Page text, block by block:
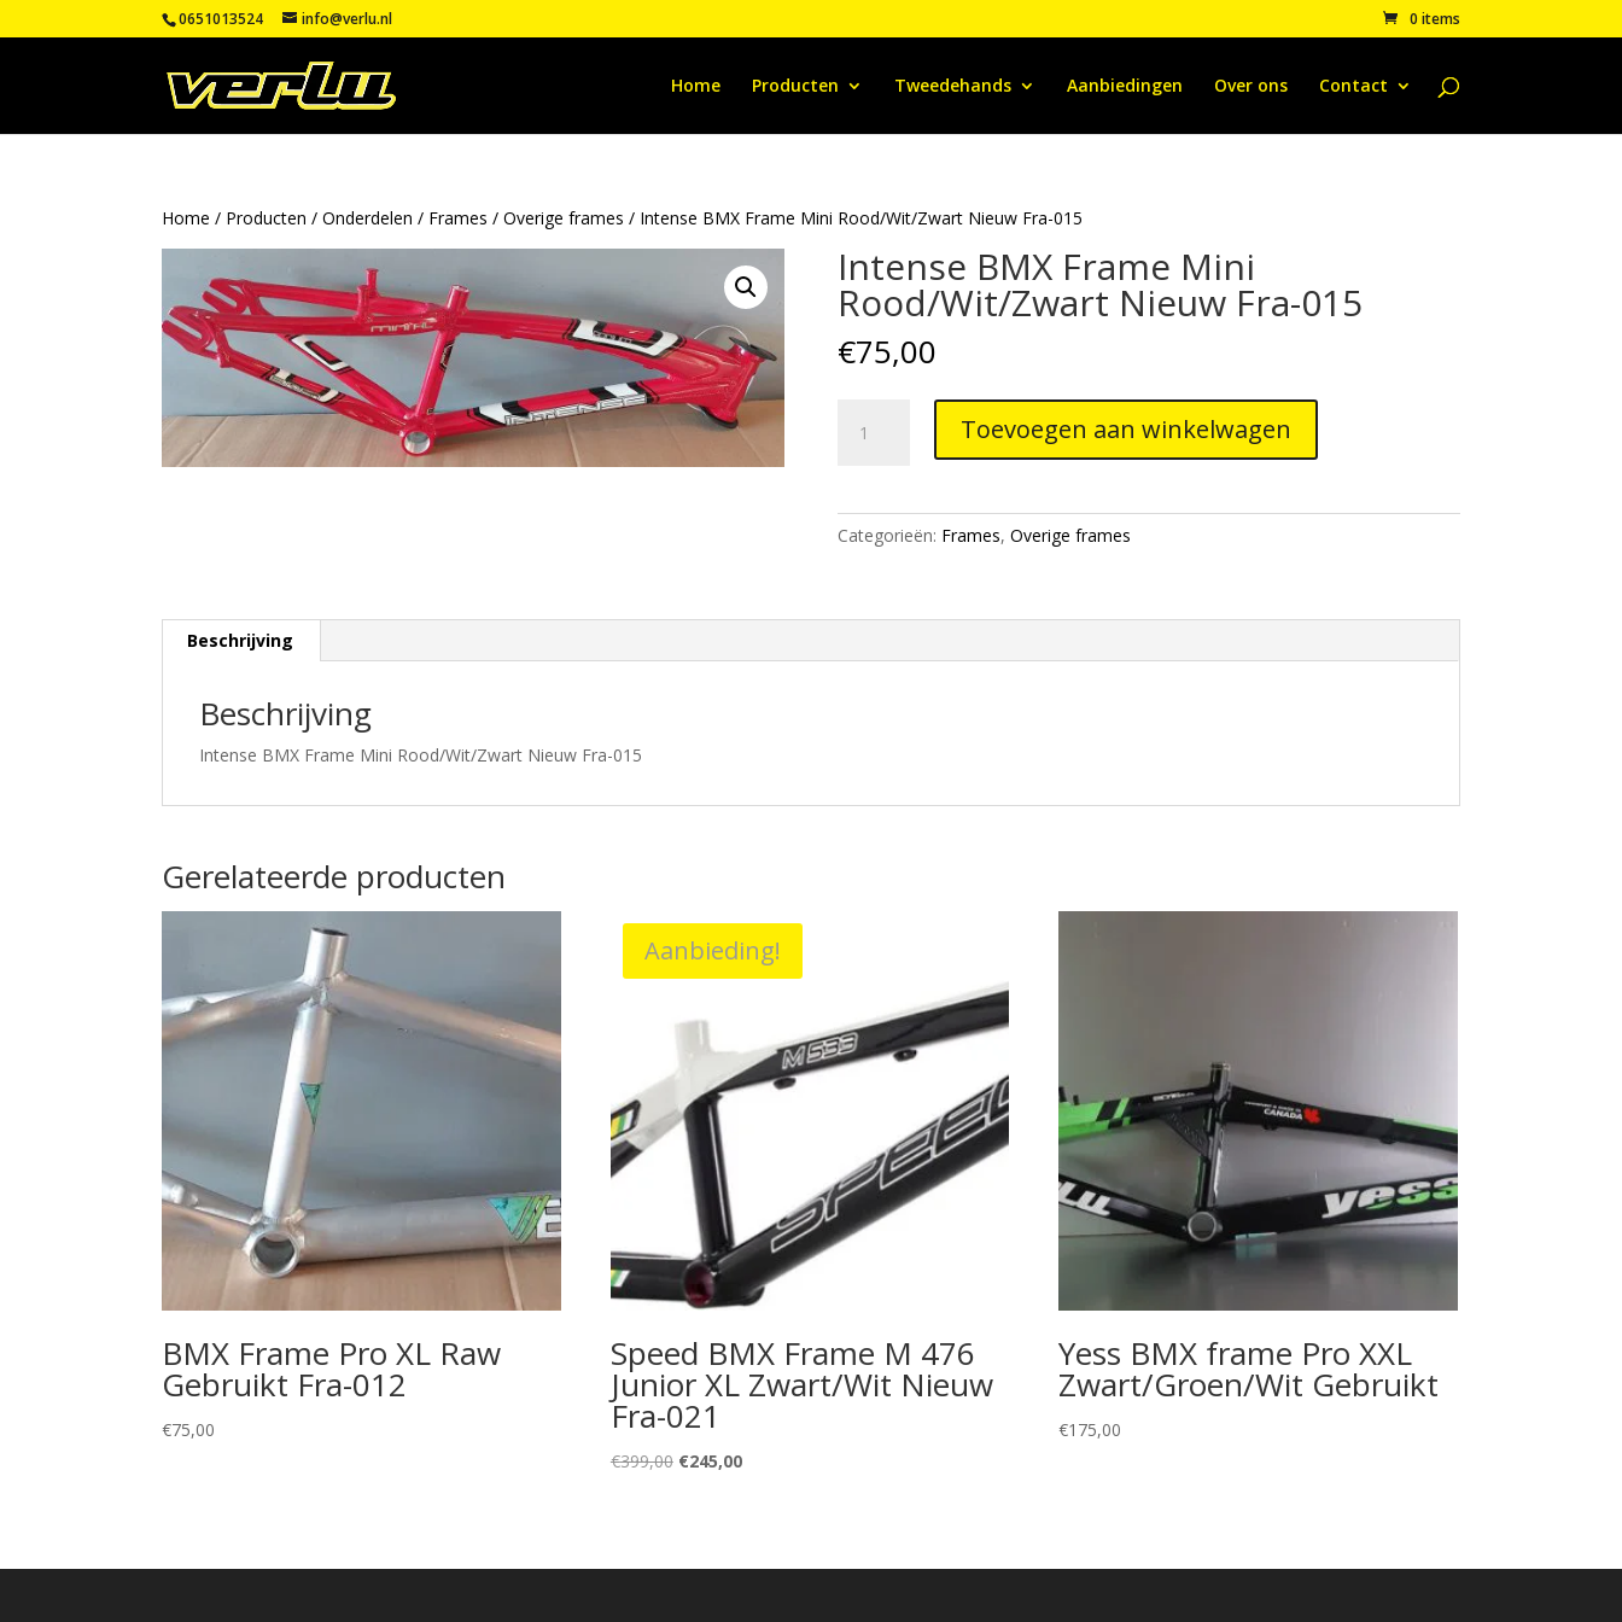
0651013524 info@verlu.nl 0 items
Home Producten Tweedehands Aanbiedingen Over ons Contact
Home / Producten /Onderdelen / Frames /Overige frames / Intense BMX Frame Mini Rood/Wit/Zwart Nieuw Fra-015
Intense BMX Frame Mini
Rood/Wit/Zwart Nieuw Fra-015
€75,00
BMX
Nieuw
Toevoegen aan winkelwagen
Categorieën: Frames, Overige frames
Beschrijving
Beschrijving
Intense BMX Frame Mini Rood/Wit/Zwart Nieuw Fra-015
Gerelateerde producten
BMX Frame Pro XL Raw
Gebruikt Fra-012
€75,00
Aanbieding!
Speed BMX Frame M 476
Junior XL Zwart/Wit Nieuw
Fra-021
€399,00 Oorspronkelijke
€245,00Huidige
Yess BMX frame Pro XXL
Zwart/Groen/Wit Gebruikt
€175,00